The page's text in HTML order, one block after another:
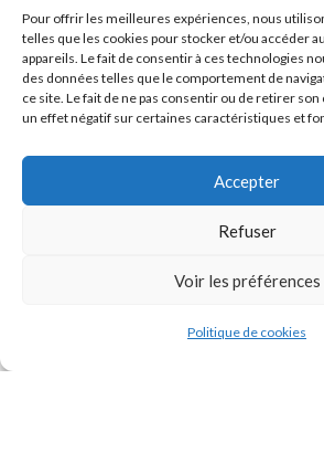
Pour offrir les meilleures expériences, nous
telles que les cookies pour stocker et/ou accéder
appareils. Le fait de consentir à ces technologies
des données telles que le comportement de
ce site. Le fait de ne pas consentir ou de retirer
un effet négatif sur certaines caractéristiques et
Accepter
Refuser
Voir les préférences
Politique de cookies
Termes &
Contact
Politiques de retour
Contact
16 Lotissement Océane Caillou
Mobile Prestation : 0690